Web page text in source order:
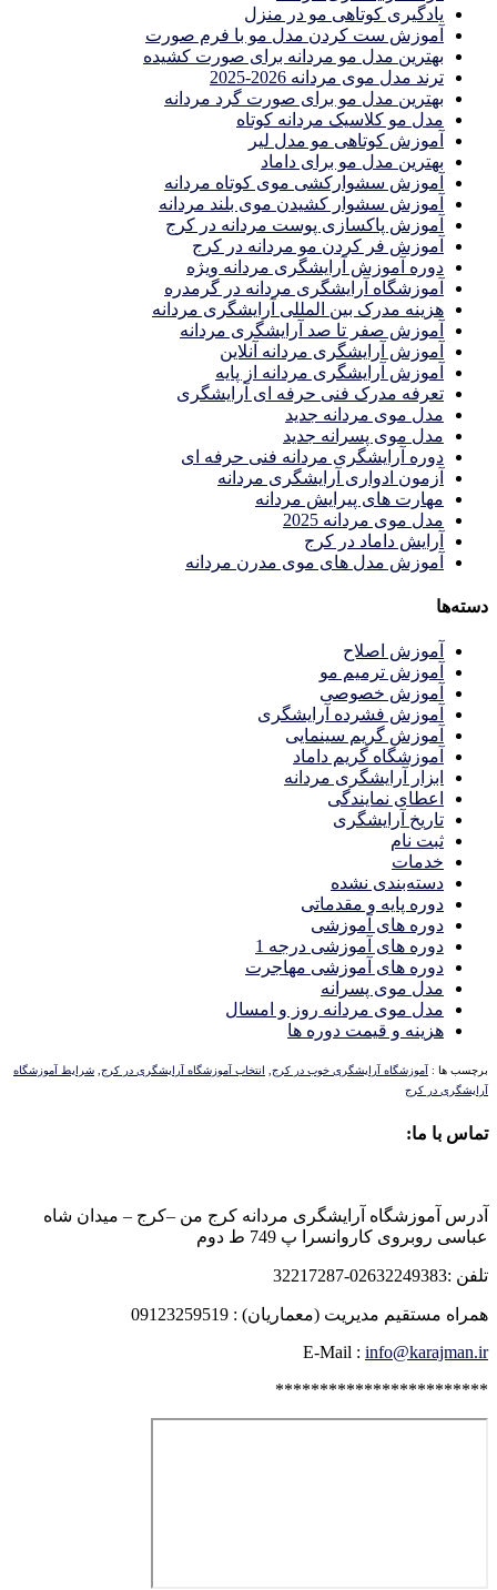
یادگیری كوتاهى مو در منزل
آموزش ست كردن مدل مو با فرم صورت
بهترین مدل مو مردانه برای صورت کشیده
ترند مدل موی مردانه 2026-2025
بهترين مدل مو براى صورت گرد مردانه
مدل مو کلاسیک مردانه کوتاه
آموزش کوتاهی مو مدل لیر
بهترین مدل مو برای داماد
آموزش سشوارکشی موی کوتاه مردانه
آموزش سشوار کشیدن موی بلند مردانه
آموزش پاکسازی پوست مردانه در کرج
آموزش فر کردن مو مردانه در کرج
دوره آموزش آرایشگری مردانه ویژه
آموزشگاه آرایشگری مردانه در گرمدره
هزینه مدرک بین المللی آرایشگری مردانه
آموزش صفر تا صد آرایشگری مردانه
آموزش آرایشگری مردانه آنلاین
آموزش آرایشگری مردانه از پایه
تعرفه مدرک فنی حرفه ای آرایشگری
مدل موی مردانه جدید
مدل موی پسرانه جدید
دوره آرایشگری مردانه فنی حرفه ای
آزمون ادواری آرایشگری مردانه
مهارت های پیرایش مردانه
مدل موی مردانه 2025
آرایش داماد در کرج
آموزش مدل های موی مدرن مردانه
دسته‌ها
آموزش اصلاح
آموزش ترمیم مو
آموزش خصوصی
آموزش فشرده آرایشگری
آموزش گریم سینمایی
آموزشگاه گریم داماد
ابزار آرایشگری مردانه
اعطای نمایندگی
تاریخ آرایشگری
ثبت نام
خدمات
دسته‌بندی نشده
دوره پایه و مقدماتی
دوره های آموزشی
دوره های آموزشی درجه 1
دوره های آموزشی مهاجرت
مدل موی پسرانه
مدل موی مردانه روز و امسال
هزینه و قیمت دوره ها
برچسب ها : آموزشگاه آرایشگری خوب در کرج, انتخاب آموزشگاه آرایشگری در کرج, شرایط آموزشگاه
آرایشگری در کرج
تماس با ما:
آدرس آموزشگاه آرایشگری مردانه کرج من –کرج – میدان شاه
عباسی روبروی کاروانسرا پ 749 ط دوم
تلفن :02632249383-32217287
همراه مستقیم مدیریت (معماریان) : 09123259519
E-Mail : info@karajman.ir
************************